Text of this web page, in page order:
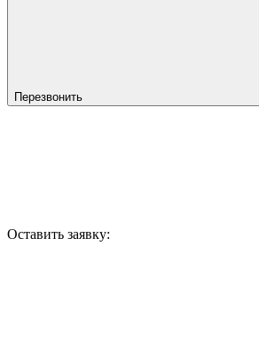
Перезвонить
Оставить заявку: